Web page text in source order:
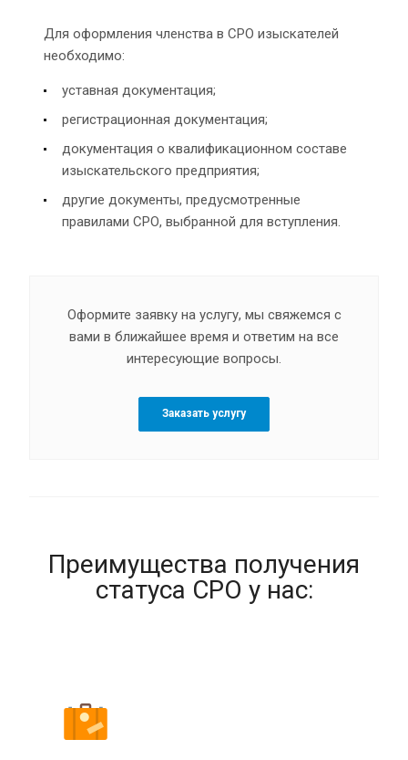
Для оформления членства в СРО изыскателей
необходимо:
уставная документация;
регистрационная документация;
документация о квалификационном составе
изыскательского предприятия;
другие документы, предусмотренные
правилами СРО, выбранной для вступления.
Оформите заявку на услугу, мы свяжемся с
вами в ближайшее время и ответим на все
интересующие вопросы.
Заказать услугу
Преимущества получения
статуса СРО у нас: